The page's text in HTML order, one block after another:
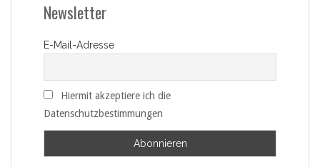
Newsletter
E-Mail-Adresse
Hiermit akzeptiere ich die
Datenschutzbestimmungen